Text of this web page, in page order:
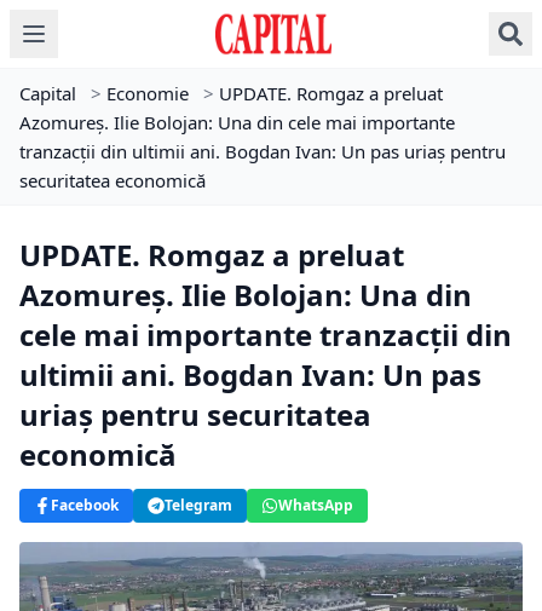
Capital > Economie > UPDATE. Romgaz a preluat
Azomureș. Ilie Bolojan: Una din cele mai importante
tranzacții din ultimii ani. Bogdan Ivan: Un pas uriaș pentru
securitatea economică
UPDATE. Romgaz a preluat
Azomureș. Ilie Bolojan: Una din
cele mai importante tranzacții din
ultimii ani. Bogdan Ivan: Un pas
uriaș pentru securitatea
economică
Facebook Telegram WhatsApp